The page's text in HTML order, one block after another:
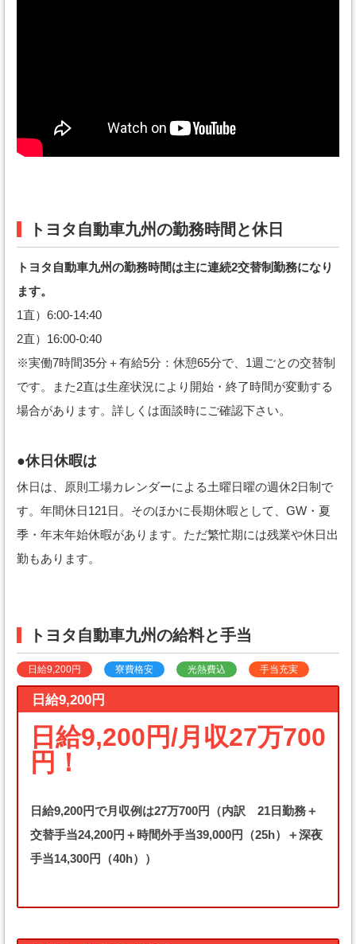
トヨタ自動車九州の勤務時間と休日
トヨタ自動車九州の勤務時間は主に連続2交替制勤務になり
ます。
1直）6:00-14:40
2直）16:00-0:40
※実働7時間35分＋有給5分：休憩65分で、1週ごとの交替制
です。また2直は生産状況により開始・終了時間が変動する
場合があります。詳しくは面談時にご確認下さい。
●休日休暇は
休日は、原則工場カレンダーによる土曜日曜の週休2日制で
す。年間休日121日。そのほかに長期休暇として、GW・夏
季・年末年始休暇があります。ただ繁忙期には残業や休日出
勤もあります。
トヨタ自動車九州の給料と手当
日給9,200円 寮費格安 光熱費込 手当充実
日給9,200円
日給9,200円/月収27万700
円！
日給9,200円で月収例は27万700円（内訳 21日勤務＋
交替手当24,200円＋時間外手当39,000円（25h）＋深夜
手当14,300円（40h））